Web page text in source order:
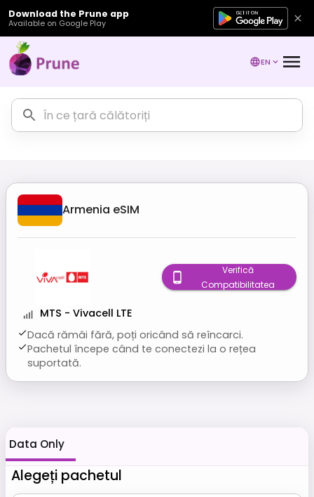
Download the Prune app
Available on Google Play
EN
Armenia eSIM
MTS - Vivacell LTE
Dacă rămâi fără, poți oricând să reîncarci.
Pachetul începe când te conectezi la o rețea
suportată.
Verifică
Compatibilitatea
Data Only
Alegeți pachetul